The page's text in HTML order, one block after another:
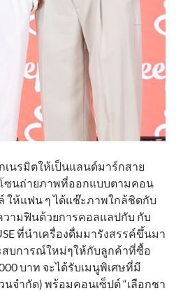
นรมิตให้เป็นแลนด์มาร์กสาย
ซนถ่ายภาพที่ออกแบบตามคอน
ให้แฟน ๆ ได้แช๊ะภาพใกล้ชิดกับ
วามฟินด้วยการคอลแลปกับ กับ
ที่นำเครื่องดื่มมารังสรรค์ขึ้นมา
สบการณ์ใหม่ๆให้กับลูกค้าที่ซื้อ
บาท จะได้รับเมนูพิเศษที่มี
จำกัด) พร้อมคอนเซ็ปต์ “เลือกชา